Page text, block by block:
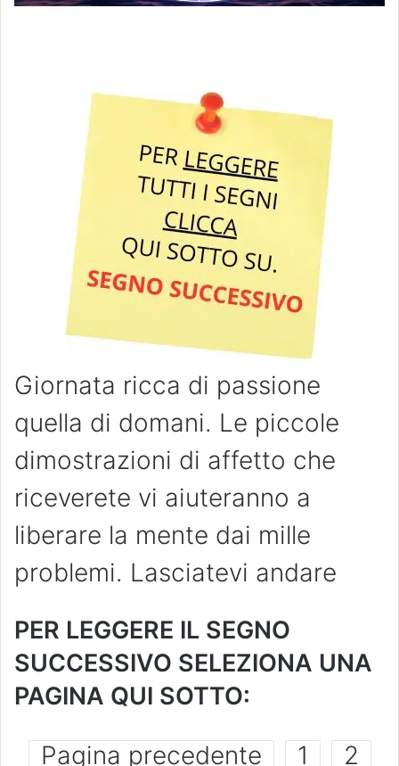
Giornata ricca di passione
quella di domani. Le piccole
dimostrazioni di affetto che
riceverete vi aiuteranno a
liberare la mente dai mille
problemi. Lasciatevi andare
PER LEGGERE IL SEGNO
SUCCESSIVO SELEZIONA UNA
PAGINA QUI SOTTO:
Pagina precedente 1 2